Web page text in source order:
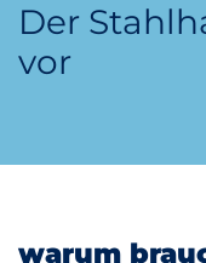
Der
vor
war­um